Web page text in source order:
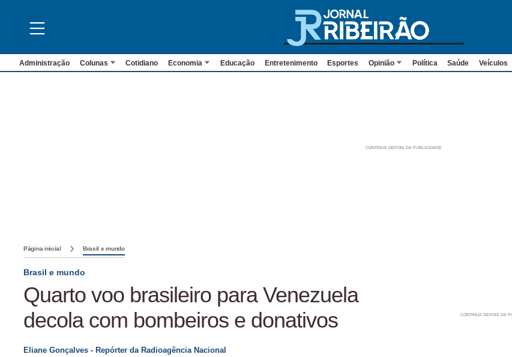
Administração Colunas Cotidiano Economia Educação Entretenimento Esportes Opinião Política Saúde Veículos
Página inicial Brasil e mundo
Brasil e mundo
Quarto voo brasileiro para Venezuela
decola com bombeiros e donativos
Eliane Gonçalves - Repórter da Radioagência Nacional